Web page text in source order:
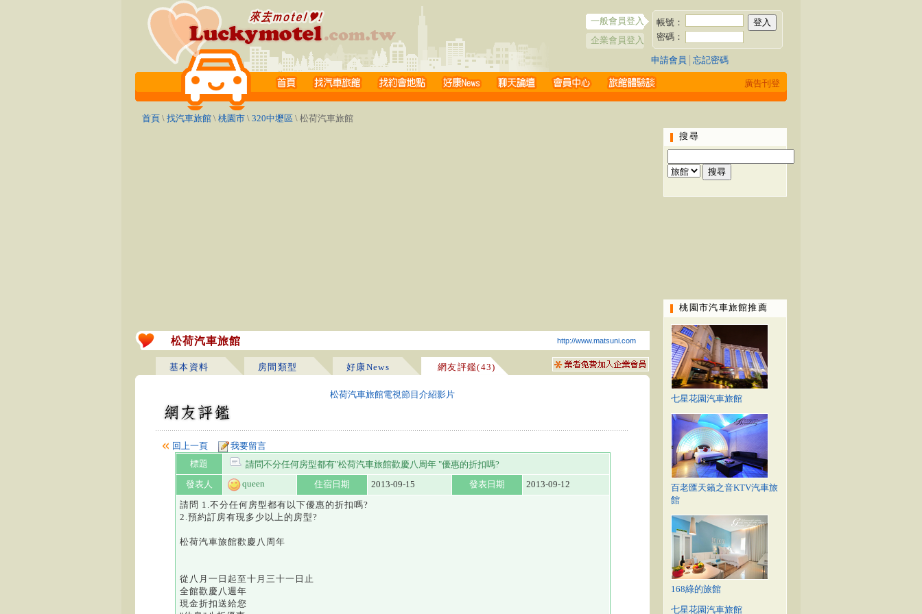
一般會員登入
企業會員登入
帳號：
密碼：
申請會員 忘記密碼
廣告刊登
首頁 \ 找汽車旅館 \ 桃園市 \ 320中壢區 \ 松荷汽車旅館
松荷汽車旅館 http://www.matsuni.com
基本資料 房間類型 好康News 網友評鑑(43)
松荷汽車旅館電視節目介紹影片
回上一頁
我要留言
標題
請問不分任何房型都有"松荷汽車旅館歡慶八周年 "優惠的折扣嗎?
發表人
queen 住宿日期 2013-09-15 發表日期
2013-09-12
請問 1.不分任何房型都有以下優惠的折扣嗎?
2.預約訂房有現多少以上的房型?
松荷汽車旅館歡慶八周年
從八月一日起至十月三十一日止
全館歡慶八週年
現金折扣送給您
搜尋
桃園市汽車旅館推薦
七星花園汽車旅館
百老匯天籟之音KTV汽車旅
館
168綠的旅館
七星花園汽車旅館